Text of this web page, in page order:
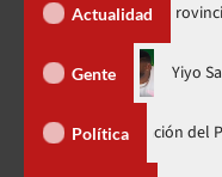
Actualidad
nuevas provincias: Santa
Gente
en nuevo horario
Política
Organización del PRM y